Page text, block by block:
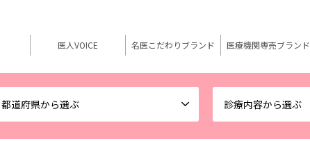
都道府県から選ぶ 診療内容から選ぶ
医人VOICE 名医こだわりブランド 医療機関専売ブランド